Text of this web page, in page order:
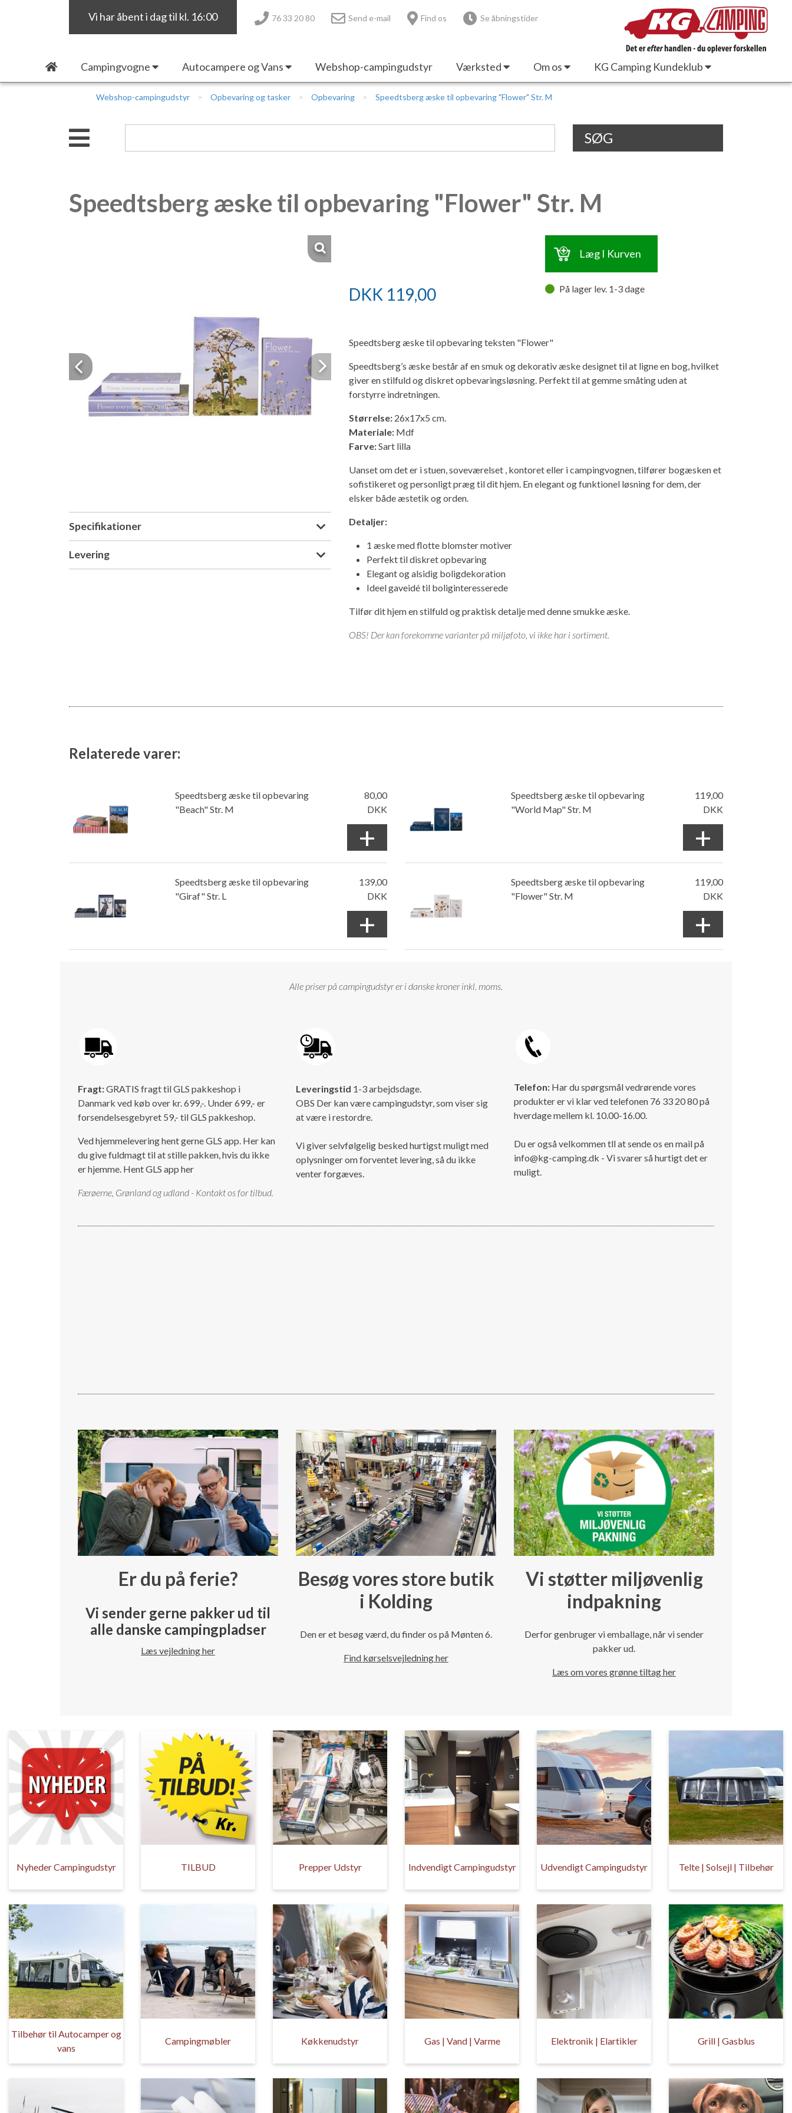
Vi har åbent i dag til kl. 16:00 76 33 20 80 Send e-mail Find os Se åbningstider
Campingvogne Autocampere og Vans Webshop-campingudstyr Værksted Om os KG Camping Kundeklub
Webshop-campingudstyr Opbevaring og tasker Opbevaring Speedtsberg æske til opbevaring "Flower" Str. M
SØG
Speedtsberg æske til opbevaring "Flower" Str. M
Previous Next
Specifikationer
Levering
Læg I Kurven
DKK 119,00 På lager lev. 1-3 dage
Speedtsberg æske til opbevaring teksten "Flower"
Speedtsberg’s æske består af en smuk og dekorativ æske designet til at ligne en bog, hvilket
giver en stilfuld og diskret opbevaringsløsning. Perfekt til at gemme småting uden at
forstyrre indretningen.
Størrelse: 26x17x5 cm.
Materiale: Mdf
Farve:Sart lilla
Uanset om det er i stuen, soveværelset , kontoret eller i campingvognen, tilfører bogæsken et
sofistikeret og personligt præg til dit hjem. En elegant og funktionel løsning for dem, der
elsker både æstetik og orden.
Detaljer:
1 æske med flotte blomster motiver
Perfekt til diskret opbevaring
Elegant og alsidig boligdekoration
Ideel gaveidé til boliginteresserede
Tilfør dit hjem en stilfuld og praktisk detalje med denne smukke æske.
OBS! Der kan forekomme varianter på miljøfoto, vi ikke har i sortiment.
Relaterede varer:
Speedtsberg æske til opbevaring
"Beach" Str. M
80,00
DKK
+
Speedtsberg æske til opbevaring
"World Map" Str. M
119,00
DKK
+
Speedtsberg æske til opbevaring
"Giraf" Str. L
139,00
DKK
+
Speedtsberg æske til opbevaring
"Flower" Str. M
119,00
DKK
+
Alle priser på campingudstyr er i danske kroner inkl. moms.
Fragt:GRATIS fragt til GLS pakkeshop i
Danmark ved køb over kr. 699,-. Under 699,- er
forsendelsesgebyret 59,- til GLS pakkeshop.
Ved hjemmelevering hent gerne GLS app. Her kan
du give fuldmagt til at stille pakken, hvis du ikke
er hjemme. Hent GLS app her
Færøerne, Grønland og udland - Kontakt os for tilbud.
Leveringstid 1-3 arbejdsdage.
OBS Der kan være campingudstyr, som viser sig
at være i restordre.
Vi giver selvfølgelig besked hurtigst muligt med
oplysninger om forventet levering, så du ikke
venter forgæves.
Telefon: Har du spørgsmål vedrørende vores
produkter er vi klar ved telefonen 76 33 20 80 på
hverdage mellem kl. 10.00-16.00.
Du er også velkommen tll at sende os en mail på
info@kg-camping.dk - Vi svarer så hurtigt det er
muligt.
Er du på ferie?
Vi sender gerne pakker ud til
alle danske campingpladser
Læs vejledning her
Besøg vores store butik
i Kolding
Den er et besøg værd, du finder os på Mønten 6.
Find kørselsvejledning her
Vi støtter miljøvenlig
indpakning
Derfor genbruger vi emballage, når vi sender
pakker ud.
Læs om vores grønne tiltag her
Nyheder Campingudstyr TILBUD Prepper Udstyr Indvendigt Campingudstyr Udvendigt Campingudstyr Telte | Solsejl | Tilbehør
Tilbehør til Autocamper og
vans
Campingmøbler Køkkenudstyr Gas | Vand | Varme Elektronik | Elartikler Grill | Gasblus